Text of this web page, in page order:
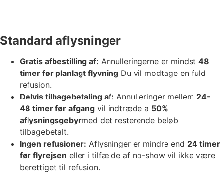
Standard aflysninger
Gratis afbestilling af: Annulleringerne er mindst 48
timer før planlagt flyvning Du vil modtage en fuld
refusion.
Delvis tilbagebetaling af: Annulleringer mellem 24-
48 timer før afgang vil indtræde a 50%
aflysningsgebyrmed det resterende beløb
tilbagebetalt.
Ingen refusioner: Aflysninger er mindre end 24 timer
før flyrejsen eller i tilfælde af no-show vil ikke være
berettiget til refusion.